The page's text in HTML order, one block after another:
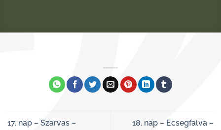
17. nap – Szarvas –
18. nap – Ecsegfalva –